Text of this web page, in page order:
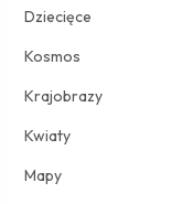
Dziecięce
Kosmos
Krajobrazy
Kwiaty
Mapy